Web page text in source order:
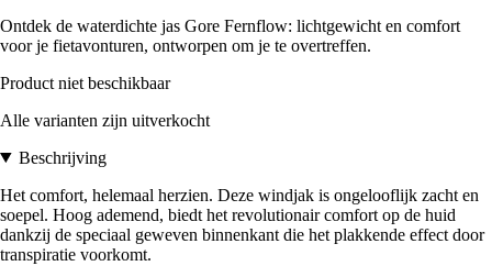
Ontdek de waterdichte jas Gore Fernflow: lichtgewicht en comfort
voor je fietavonturen, ontworpen om je te overtreffen.
Product niet beschikbaar
Alle varianten zijn uitverkocht
Beschrijving
Het comfort, helemaal herzien. Deze windjak is ongelooflijk zacht en
soepel. Hoog ademend, biedt het revolutionair comfort op de huid
dankzij de speciaal geweven binnenkant die het plakkende effect door
transpiratie voorkomt.